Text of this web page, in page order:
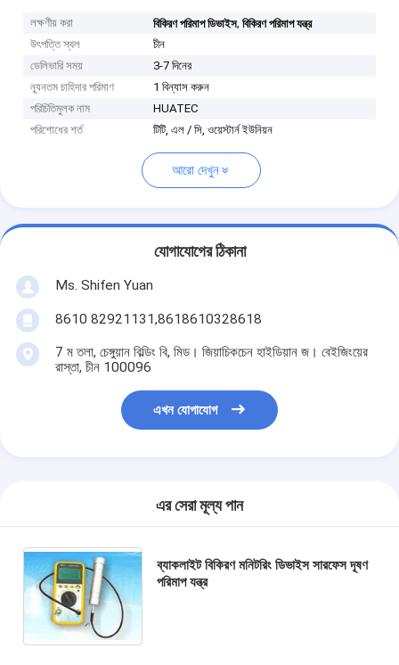
লক্ষণীয় করা বিকিরণ পরিমাপ ডিভাইস,বিকিরণ পরিমাপ যন্ত্র
উৎপত্তি স্থল
চীন
ডেলিভারি সময়
3-7 দিনের
ন্যূনতম চাহিদার পরিমাণ
1 বিন্যাস করুন
পরিচিতিমুলক নাম
HUATEC
পরিশোধের শর্ত
টিটি, এল / সি, ওয়েস্টার্ন ইউনিয়ন
আরো দেখুন
যোগাযোগের ঠিকানা
Ms. Shifen Yuan
8610 82921131,8618610328618
7 ম তলা, চেঙ্গুয়ান বিল্ডিং বি, মিড। জিয়াচিকচেন হাইডিয়ান জ। বেইজিংয়ের
রাস্তা, চীন 100096
এখন যোগাযোগ
এর সেরা মূল্য পান
ব্যাকলাইট বিকিরণ মনিটরিং ডিভাইস সারফেস দূষণ
পরিমাপ যন্ত্র